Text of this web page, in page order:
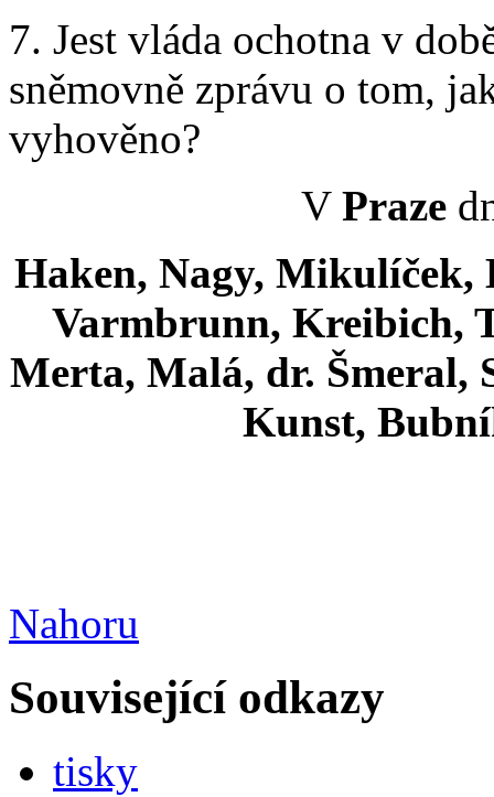
7. Jest vláda ochotna v
sněmovně zprávu o tom,
vyhověno?
V Praze
Haken, Nagy, Mikulíček,
Varmbrunn, Kreibich,
Merta, Malá, dr. Šmeral,
Kunst,
Nahoru
Související odkazy
tisky